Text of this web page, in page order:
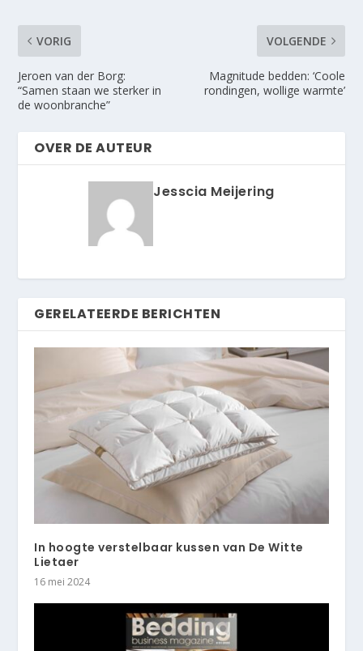
VORIG
Jeroen van der Borg:
“Samen staan we sterker in
de woonbranche”
VOLGENDE
Magnitude bedden: ‘Coole
rondingen, wollige warmte’
OVER DE AUTEUR
Jesscia Meijering
GERELATEERDE BERICHTEN
In hoogte verstelbaar kussen van De Witte
Lietaer
16 mei 2024